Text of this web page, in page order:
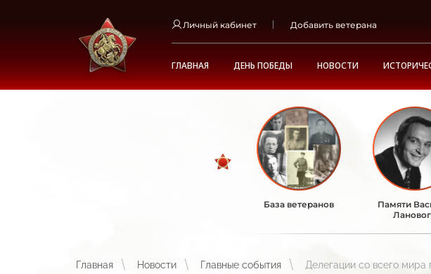
Личный кабинет Добавить ветерана
ГЛАВНАЯ ДЕНЬ ПОБЕДЫ НОВОСТИ
База ветеранов
Памяти
Главная Новости Главные события Делегации со всего